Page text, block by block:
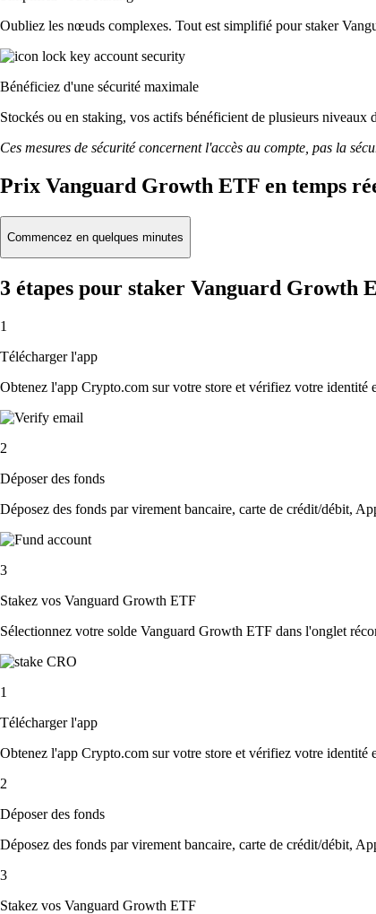
Oubliez les nœuds complexes. Tout est simplifié pour staker
Bénéficiez d'une sécurité maximale
Stockés ou en staking, vos actifs bénéficient de plusieurs niveaux
Ces mesures de sécurité concernent l'accès au compte, pas la
Prix Vanguard Growth ETF en temps
Commencez en quelques minutes
3 étapes pour staker Vanguard Growth
1
Télécharger l'app
Obtenez l'app Crypto.com sur votre store et vérifiez votre identité
2
Déposer des fonds
Déposez des fonds par virement bancaire, carte de crédit/débit,
3
Stakez vos Vanguard Growth ETF
Sélectionnez votre solde Vanguard Growth ETF dans l'onglet
1
Télécharger l'app
Obtenez l'app Crypto.com sur votre store et vérifiez votre identité
2
Déposer des fonds
Déposez des fonds par virement bancaire, carte de crédit/débit,
3
Stakez vos Vanguard Growth ETF